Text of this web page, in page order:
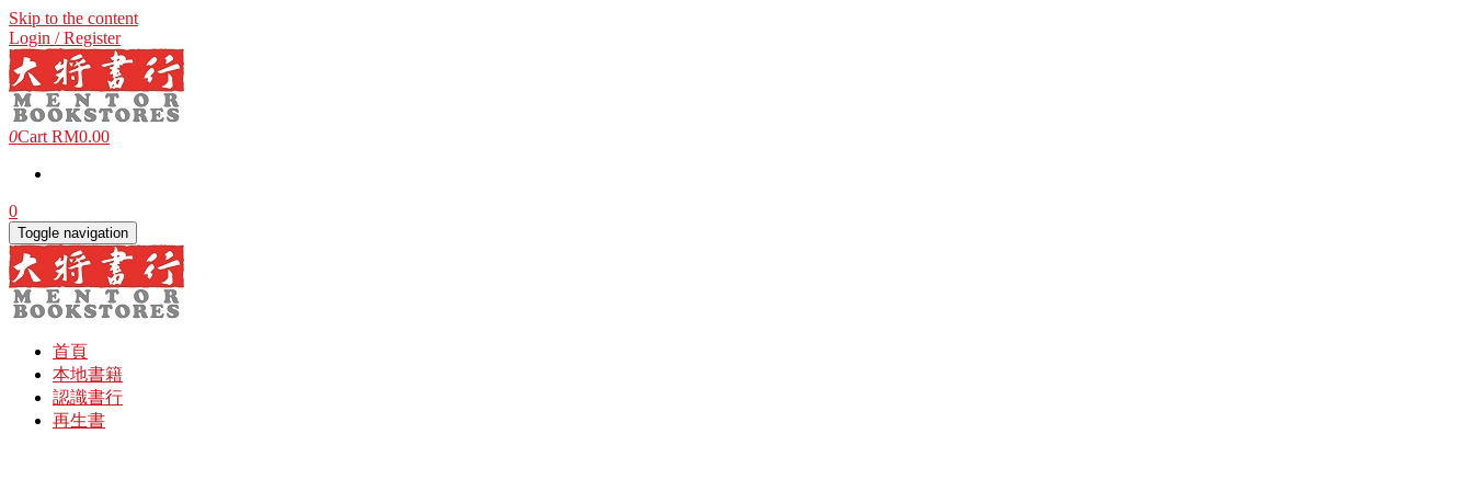
Skip to the content
Login / Register
0Cart RM0.00
0
Toggle navigation
首頁
本地書籍
認識書行
再生書